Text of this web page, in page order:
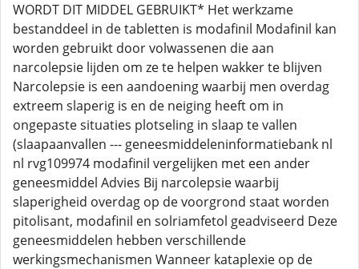
WORDT DIT MIDDEL GEBRUIKT* Het werkzame
bestanddeel in de tabletten is modafinil Modafinil kan
worden gebruikt door volwassenen die aan
narcolepsie lijden om ze te helpen wakker te blijven
Narcolepsie is een aandoening waarbij men overdag
extreem slaperig is en de neiging heeft om in
ongepaste situaties plotseling in slaap te vallen
(slaapaanvallen --- geneesmiddeleninformatiebank nl
nl rvg109974 modafinil vergelijken met een ander
geneesmiddel Advies Bij narcolepsie waarbij
slaperigheid overdag op de voorgrond staat worden
pitolisant, modafinil en solriamfetol geadviseerd Deze
geneesmiddelen hebben verschillende
werkingsmechanismen Wanneer kataplexie op de